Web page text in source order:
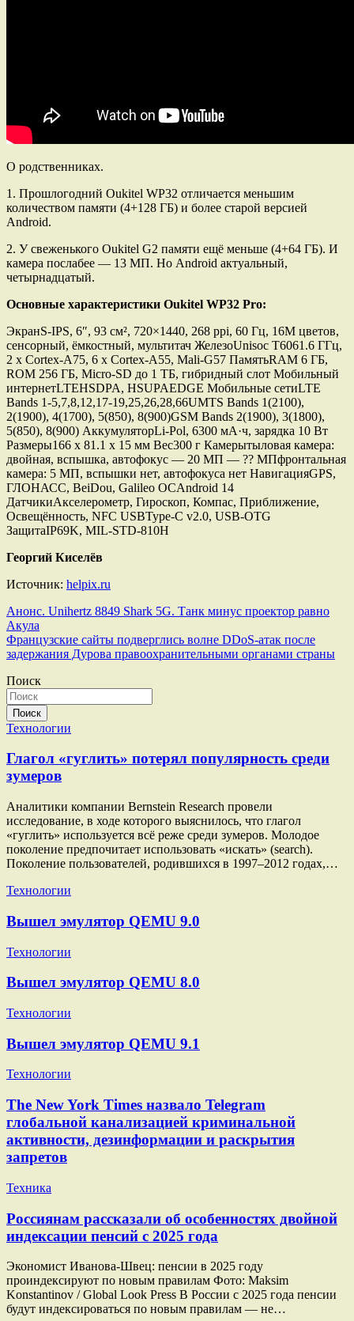
О родственниках.
1. Прошлогодний Oukitel WP32 отличается меньшим
количеством памяти (4+128 ГБ) и более старой версией
Android.
2. У свеженького Oukitel G2 памяти ещё меньше (4+64 ГБ). И
камера послабее — 13 МП. Но Android актуальный,
четырнадцатый.
Основные характеристики Oukitel WP32 Pro:
ЭкранS-IPS, 6″, 93 см², 720×1440, 268 ppi, 60 Гц, 16M цветов,
сенсорный, ёмкостный, мультитач ЖелезоUnisoc T6061.6 ГГц,
2 x Cortex-A75, 6 x Cortex-A55, Mali-G57 ПамятьRAM 6 ГБ,
ROM 256 ГБ, Micro-SD до 1 ТБ, гибридный слот Мобильный
интернетLTEHSDPA, HSUPAEDGE Мобильные сетиLTE
Bands 1-5,7,8,12,17-19,25,26,28,66UMTS Bands 1(2100),
2(1900), 4(1700), 5(850), 8(900)GSM Bands 2(1900), 3(1800),
5(850), 8(900) АккумуляторLi-Pol, 6300 мА·ч, зарядка 10 Вт
Размеры166 x 81.1 x 15 мм Вес300 г Камерытыловая камера:
двойная, вспышка, автофокус — 20 МП — ?? МПфронтальная
камера: 5 МП, вспышки нет, автофокуса нет НавигацияGPS,
ГЛОНАСС, BeiDou, Galileo ОСAndroid 14
ДатчикиАкселерометр, Гироскоп, Компас, Приближение,
Освещённость, NFC USBType-C v2.0, USB-OTG
ЗащитаIP69K, MIL-STD-810H
Георгий Киселёв
Источник: helpix.ru
Навигация
по
записям
Анонс. Unihertz 8849 Shark 5G. Танк минус проектор равно
Акула
Французские сайты подверглись волне DDoS-атак после
задержания Дурова правоохранительными органами страны
Поиск
Поиск
Технологии
Глагол «гуглить» потерял популярность среди
зумеров
Аналитики компании Bernstein Research провели
исследование, в ходе которого выяснилось, что глагол
«гуглить» используется всё реже среди зумеров. Молодое
поколение предпочитает использовать «искать» (search).
Поколение пользователей, родившихся в 1997–2012 годах,…
Технологии
Вышел эмулятор QEMU 9.0
Технологии
Вышел эмулятор QEMU 8.0
Технологии
Вышел эмулятор QEMU 9.1
Технологии
The New York Times назвало Telegram
глобальной канализацией криминальной
активности, дезинформации и раскрытия
запретов
Техника
Россиянам рассказали об особенностях двойной
индексации пенсий с 2025 года
Экономист Иванова-Швец: пенсии в 2025 году
проиндексируют по новым правилам Фото: Maksim
Konstantinov / Global Look Press В России с 2025 года пенсии
будут индексироваться по новым правилам — не…